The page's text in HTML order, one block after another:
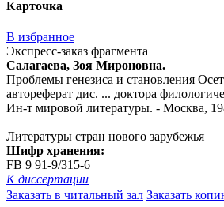
Карточка
В избранное
Экспресс-заказ фрагмента
Салагаева, Зоя Мироновна.
Проблемы генезиса и становления
автореферат дис. ... доктора
Ин-т мировой литературы. - Москва,
Литературы стран нового зарубежья
Шифр хранения:
FB 9 91-9/315-6
К диссертации
Заказать в читальный зал Заказать